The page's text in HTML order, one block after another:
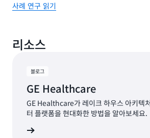
사례 연구 읽기
리소스
블로그
GE Healthcare
GE Healthcare가 레이크 하우스 아키텍
터 플랫폼을 현대화한 방법을 알아보세요.